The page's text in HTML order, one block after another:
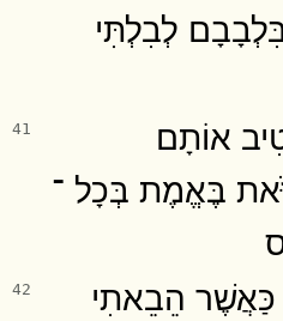
לְבִלְתִּי
41
אוֹתָם
בֶּאֱמֶת בְּכָל ־
42
כַּאֲשֶׁר הֵבֵאתִי